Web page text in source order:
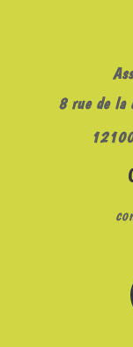
8 rue de la